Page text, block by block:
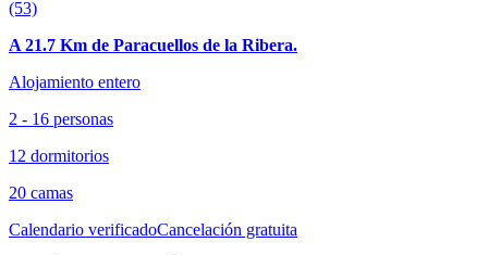
(53)
A 21.7 Km de Paracuellos de la Ribera.
Alojamiento entero
2 - 16 personas
12 dormitorios
20 camas
Calendario verificadoCancelación gratuita